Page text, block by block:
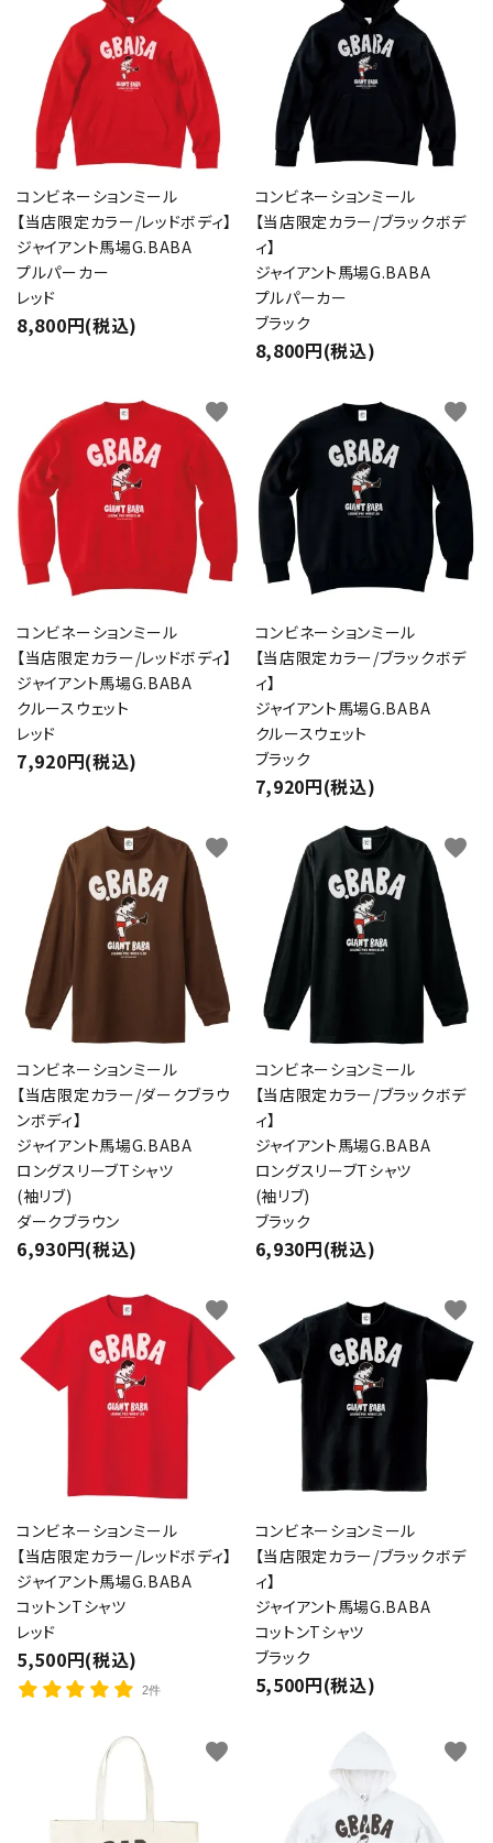
コンビネーションミール
【当店限定カラー/レッドボディ】
ジャイアント馬場G.BABA
プルパーカー
レッド
8,800円(税込)
コンビネーションミール
【当店限定カラー/ブラックボデ
ィ】
ジャイアント馬場G.BABA
プルパーカー
ブラック
8,800円(税込)
コンビネーションミール
【当店限定カラー/レッドボディ】
ジャイアント馬場G.BABA
クルースウェット
レッド
7,920円(税込)
favorite
コンビネーションミール
【当店限定カラー/ブラックボデ
ィ】
ジャイアント馬場G.BABA
クルースウェット
ブラック
7,920円(税込)
favorite
コンビネーションミール
【当店限定カラー/ダークブラウ
ンボディ】
ジャイアント馬場G.BABA
ロングスリーブTシャツ
(袖リブ)
ダークブラウン
6,930円(税込)
favorite
コンビネーションミール
【当店限定カラー/ブラックボデ
ィ】
ジャイアント馬場G.BABA
ロングスリーブTシャツ
(袖リブ)
ブラック
6,930円(税込)
favorite
コンビネーションミール
【当店限定カラー/レッドボディ】
ジャイアント馬場G.BABA
コットンTシャツ
レッド
5,500円(税込)
2件
favorite
コンビネーションミール
【当店限定カラー/ブラックボデ
ィ】
ジャイアント馬場G.BABA
コットンTシャツ
ブラック
5,500円(税込)
favorite
favorite favorite